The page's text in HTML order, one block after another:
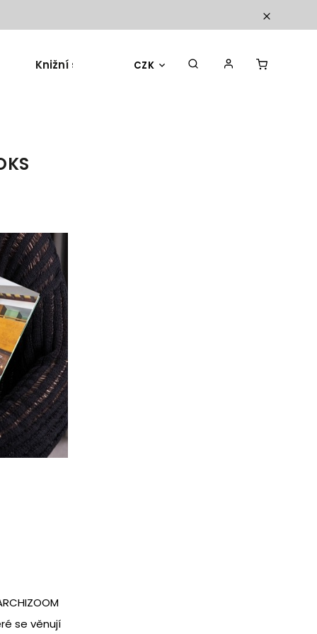
CZK
Knižní sety Dárky a doplňky
se věnují